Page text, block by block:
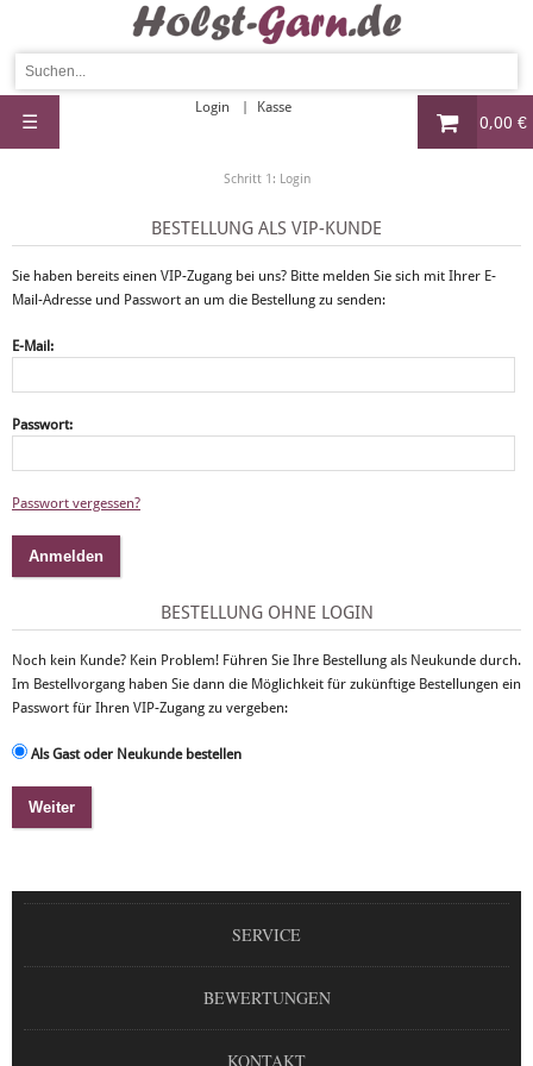
0,00 €
Login Kasse
☰
Schritt 1: Login
BESTELLUNG ALS VIP-KUNDE
Sie haben bereits einen VIP-Zugang bei uns? Bitte melden Sie sich mit Ihrer E-
Mail-Adresse und Passwort an um die Bestellung zu senden:
E-Mail:
Passwort:
Passwort vergessen?
BESTELLUNG OHNE LOGIN
Noch kein Kunde? Kein Problem! Führen Sie Ihre Bestellung als Neukunde durch.
Im Bestellvorgang haben Sie dann die Möglichkeit für zukünftige Bestellungen ein
Passwort für Ihren VIP-Zugang zu vergeben:
Als Gast oder Neukunde bestellen
SERVICE
BEWERTUNGEN
KONTAKT